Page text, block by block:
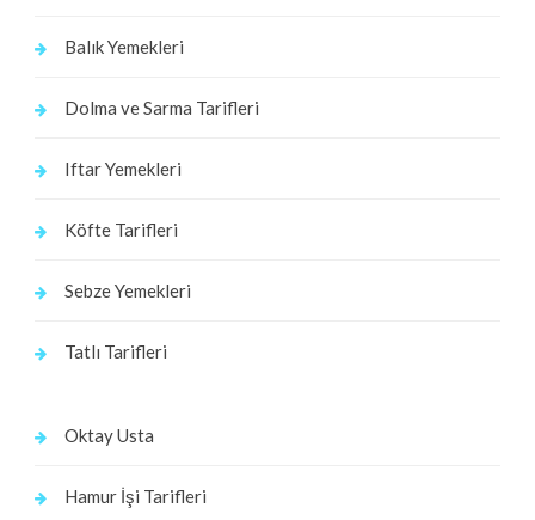
Balık Yemekleri
Dolma ve Sarma Tarifleri
Iftar Yemekleri
Köfte Tarifleri
Sebze Yemekleri
Tatlı Tarifleri
Oktay Usta
Hamur İşi Tarifleri